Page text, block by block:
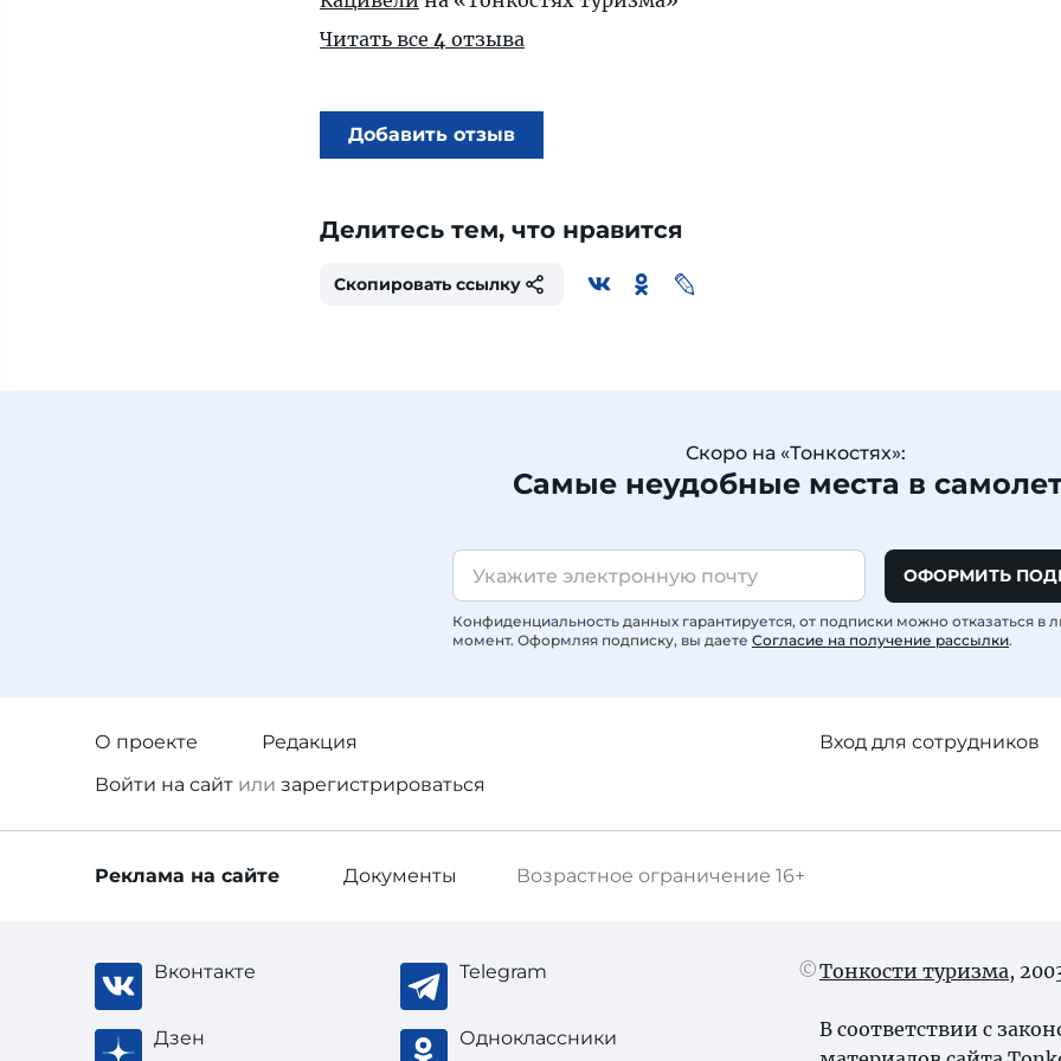
Читать все 4 отзыва
Добавить отзыв
Делитесь тем, что нравится
Скопировать ссылку
Скоро на «Тонкостях»:
Самые неудобные места в
ОФОРМИТЬ
Конфиденциальность данных гарантируется, от подписки можно отказаться в
момент. Оформляя подписку, вы даете Согласие на получение рассылки.
О проекте
Редакция
Войти на сайт или зарегистрироваться
Вход для сотрудников
Возрастное ограничение 16+
Реклама на сайте Документы
Вконтакте Telegram
Дзен Одноклассники
Тонкости туризма,
В соответствии с